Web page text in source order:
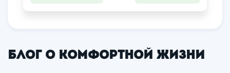
Блог о комфортной жизни